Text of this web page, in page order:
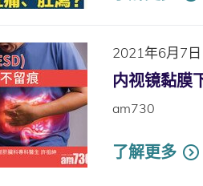
2021年6月7日
内视镜黏膜
am730
了解更多